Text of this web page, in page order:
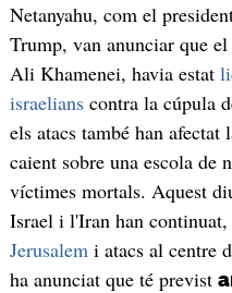
Netanyahu, com el
Trump, van anunciar que
Ali Khamenei, havia estat
israelianscontra la cúpula
els atacs també han
caient sobre una escola de
víctimes mortals. Aquest
Israel i l'Iran han continuat,
Jerusalemi atacs al centre
ha anunciat que té previst